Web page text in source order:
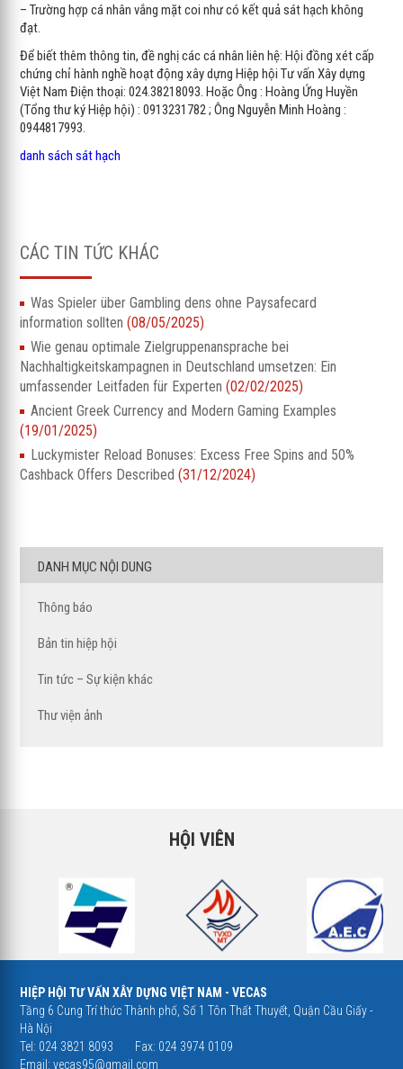
– Trường hợp cá nhân vắng mặt coi như có kết quả sát hạch không
đạt.
Để biết thêm thông tin, đề nghị các cá nhân liên hệ: Hội đồng xét cấp
chứng chỉ hành nghề hoạt động xây dựng Hiệp hội Tư vấn Xây dựng
Việt Nam Điện thoại: 024.38218093. Hoặc Ông : Hoàng Ứng Huyền
(Tổng thư ký Hiệp hội) : 0913231782 ; Ông Nguyễn Minh Hoàng :
0944817993.
danh sách sát hạch
CÁC TIN TỨC KHÁC
Was Spieler über Gambling dens ohne Paysafecard
information sollten(08/05/2025)
Wie genau optimale Zielgruppenansprache bei
Nachhaltigkeitskampagnen in Deutschland umsetzen: Ein
umfassender Leitfaden für Experten(02/02/2025)
Ancient Greek Currency and Modern Gaming Examples
(19/01/2025)
Luckymister Reload Bonuses: Excess Free Spins and 50%
Cashback Offers Described(31/12/2024)
DANH MỤC NỘI DUNG
Thông báo
Bản tin hiệp hội
Tin tức – Sự kiện khác
Thư viện ảnh
HỘI VIÊN
HIỆP HỘI TƯ VẤN XÂY DỰNG VIỆT NAM - VECAS
Tầng 6 Cung Trí thức Thành phố, Số 1 Tôn Thất Thuyết, Quận Cầu Giấy -
Hà Nội
Tel: 024 3821 8093
Fax: 024 3974 0109
Email:vecas95@gmail.com